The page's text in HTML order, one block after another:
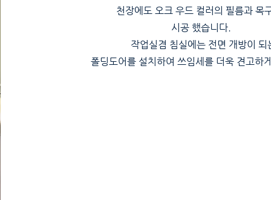
천장에도 오크 우드 컬러의 필름과 목
시공 했습니다.
작업실겸 침실에는 전면 개방이 되
폴딩도어를 설치하여 쓰임세를 더욱 견고하